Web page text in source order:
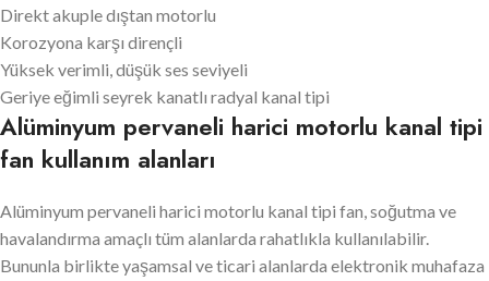
Direkt akuple dıştan motorlu
Korozyona karşı dirençli
Yüksek verimli, düşük ses seviyeli
Geriye eğimli seyrek kanatlı radyal kanal tipi
Alüminyum pervaneli harici motorlu kanal tipi
fan kullanım alanları
Alüminyum pervaneli harici motorlu kanal tipi fan, soğutma ve
havalandırma amaçlı tüm alanlarda rahatlıkla kullanılabilir.
Bununla birlikte yaşamsal ve ticari alanlarda elektronik muhafaza